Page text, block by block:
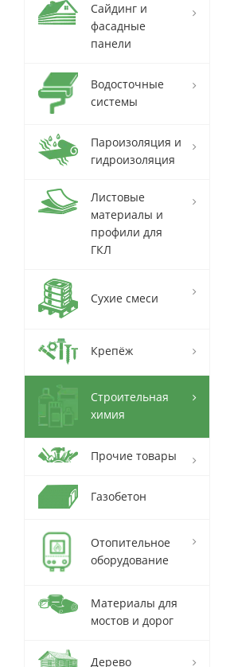
Сайдинг и
фасадные
панели
Водосточные
системы
Пароизоляция и
гидроизоляция
Листовые
материалы и
профили для
ГКЛ
Сухие смеси
Крепёж
Строительная
химия
Прочие товары
Газобетон
Отопительное
оборудование
Материалы для
мостов и дорог
Дерево